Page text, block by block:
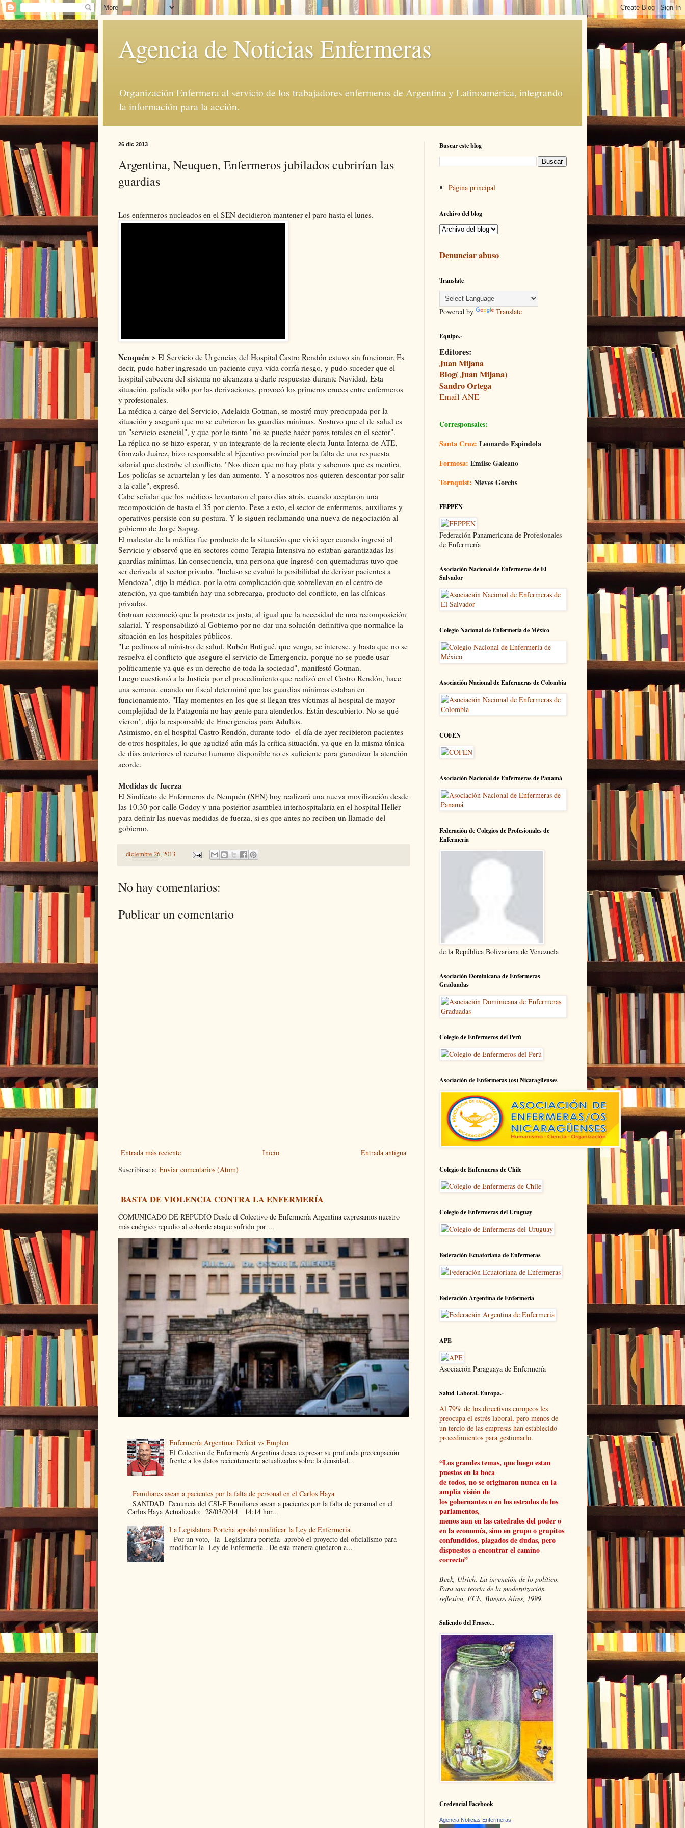
Agencia de Noticias Enfermeras
Organización Enfermera al servicio de los trabajadores enfermeros de Argentina y Latinoamérica, integrando
la información para la acción.
26 dic 2013
Argentina, Neuquen, Enfermeros jubilados cubrirían las
guardias
Los enfermeros nucleados en el SEN decidieron mantener el paro hasta el lunes.
Neuquén > El Servicio de Urgencias del Hospital Castro Rendón estuvo sin funcionar. Es
decir, pudo haber ingresado un paciente cuya vida corría riesgo, y pudo suceder que el
hospital cabecera del sistema no alcanzara a darle respuestas durante Navidad. Esta
situación, paliada sólo por las derivaciones, provocó los primeros cruces entre enfermeros
y profesionales.
La médica a cargo del Servicio, Adelaida Gotman, se mostró muy preocupada por la
situación y aseguró que no se cubrieron las guardias mínimas. Sostuvo que el de salud es
un "servicio esencial", y que por lo tanto "no se puede hacer paros totales en el sector".
La réplica no se hizo esperar, y un integrante de la reciente electa Junta Interna de ATE,
Gonzalo Juárez, hizo responsable al Ejecutivo provincial por la falta de una respuesta
salarial que destrabe el conflicto. "Nos dicen que no hay plata y sabemos que es mentira.
Los policías se acuartelan y les dan aumento. Y a nosotros nos quieren descontar por salir
a la calle", expresó.
Cabe señalar que los médicos levantaron el paro días atrás, cuando aceptaron una
recomposición de hasta el 35 por ciento. Pese a esto, el sector de enfermeros, auxiliares y
operativos persiste con su postura. Y le siguen reclamando una nueva de negociación al
gobierno de Jorge Sapag.
El malestar de la médica fue producto de la situación que vivió ayer cuando ingresó al
Servicio y observó que en sectores como Terapia Intensiva no estaban garantizadas las
guardias mínimas. En consecuencia, una persona que ingresó con quemaduras tuvo que
ser derivada al sector privado. "Incluso se evaluó la posibilidad de derivar pacientes a
Mendoza", dijo la médica, por la otra complicación que sobrellevan en el centro de
atención, ya que también hay una sobrecarga, producto del conflicto, en las clínicas
privadas.
Gotman reconoció que la protesta es justa, al igual que la necesidad de una recomposición
salarial. Y responsabilizó al Gobierno por no dar una solución definitiva que normalice la
situación en los hospitales públicos.
"Le pedimos al ministro de salud, Rubén Butigué, que venga, se interese, y hasta que no se
resuelva el conflicto que asegure el servicio de Emergencia, porque no se puede usar
políticamente ya que es un derecho de toda la sociedad", manifestó Gotman.
Luego cuestionó a la Justicia por el procedimiento que realizó en el Castro Rendón, hace
una semana, cuando un fiscal determinó que las guardias mínimas estaban en
funcionamiento. "Hay momentos en los que si llegan tres víctimas al hospital de mayor
complejidad de la Patagonia no hay gente para atenderlos. Están descubierto. No se qué
vieron", dijo la responsable de Emergencias para Adultos.
Asimismo, en el hospital Castro Rendón, durante todo el día de ayer recibieron pacientes
de otros hospitales, lo que agudizó aún más la crítica situación, ya que en la misma tónica
de días anteriores el recurso humano disponible no es suficiente para garantizar la atención
acorde.
Medidas de fuerza
El Sindicato de Enfermeros de Neuquén (SEN) hoy realizará una nueva movilización desde
las 10.30 por calle Godoy y una posterior asamblea interhospitalaria en el hospital Heller
para definir las nuevas medidas de fuerza, si es que antes no reciben un llamado del
gobierno.
-diciembre 26, 2013
No hay comentarios:
Publicar un comentario
Entrada más reciente Entrada antigua
Inicio
Suscribirse a: Enviar comentarios (Atom)
BASTA DE VIOLENCIA CONTRA LA ENFERMERÍA
COMUNICADO DE REPUDIO Desde el Colectivo de Enfermería Argentina expresamos nuestro
más enérgico repudio al cobarde ataque sufrido por ...
Enfermería Argentina: Déficit vs Empleo
El Colectivo de Enfermería Argentina desea expresar su profunda preocupación
frente a los datos recientemente actualizados sobre la densidad...
Familiares asean a pacientes por la falta de personal en el Carlos Haya
SANIDAD Denuncia del CSI-F Familiares asean a pacientes por la falta de personal en el
Carlos Haya Actualizado: 28/03/2014 14:14 hor...
La Legislatura Porteña aprobó modificar la Ley de Enfermería.
Por un voto, la Legislatura porteña aprobó el proyecto del oficialismo para
modificar la Ley de Enfermería . De esta manera quedaron a...
Buscar este blog
Página principal
Archivo del blog
Denunciar abuso
Translate
Powered by Translate
Equipo.-
Editores:
Juan Mijana
Blog( Juan Mijana)
Sandro Ortega
Email ANE
Corresponsales:
Santa Cruz: Leonardo Espindola
Formosa: Emilse Galeano
Tornquist: Nieves Gorchs
FEPPEN
Federación Panamericana de Profesionales
de Enfermería
Asociación Nacional de Enfermeras de El
Salvador
Colegio Nacional de Enfermería de México
Asociación Nacional de Enfermeras de Colombia
COFEN
Asociación Nacional de Enfermeras de Panamá
Federación de Colegios de Profesionales de
Enfermería
de la República Bolivariana de Venezuela
Asociación Dominicana de Enfermeras
Graduadas
Colegio de Enfermeros del Perú
Asociación de Enfermeras (os) Nicaragüenses
Colegio de Enfermeras de Chile
Colegio de Enfermeras del Uruguay
Federación Ecuatoriana de Enfermeras
Federación Argentina de Enfermería
APE
Asociación Paraguaya de Enfermería
Salud Laboral. Europa.-
Al 79% de los directivos europeos les
preocupa el estrés laboral, pero menos de
un tercio de las empresas han establecido
procedimientos para gestionarlo.
“Los grandes temas, que luego estan
puestos en la boca
de todos, no se originaron nunca en la
amplia visión de
los gobernantes o en los estrados de los
parlamentos,
menos aun en las catedrales del poder o
en la economía, sino en grupo o grupitos
confundidos, plagados de dudas, pero
dispuestos a encontrar el camino
correcto”
Beck, Ulrich. La invención de lo político.
Para una teoría de la modernización
reflexiva, FCE, Buenos Aires, 1999.
Saliendo del Frasco...
Credencial Facebook
Agencia Noticias Enfermeras